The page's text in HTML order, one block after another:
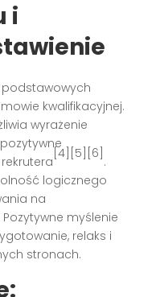
i
kwalifikacyjnej.
wyrażenie
[4][5][6]
.
logicznego
na
Pozytywne myślenie
relaks i
stronach.